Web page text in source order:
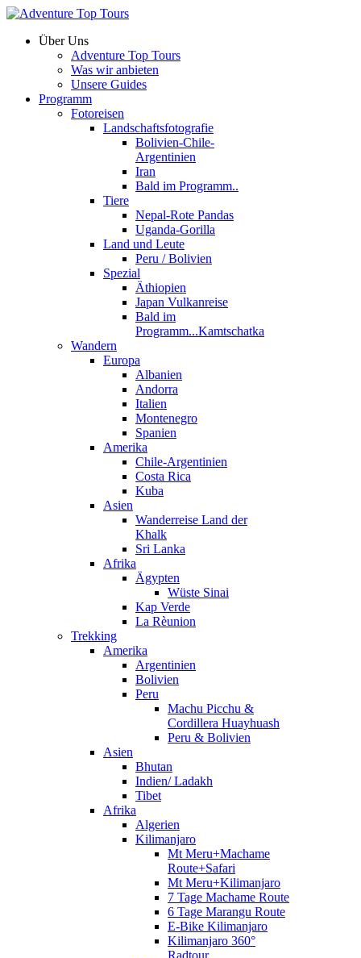
Über Uns
Adventure Top Tours
Was wir anbieten
Unsere Guides
Programm
Fotoreisen
Landschaftsfotografie
Bolivien-Chile-
Argentinien
Iran
Bald im Programm..
Tiere
Nepal-Rote Pandas
Uganda-Gorilla
Land und Leute
Peru / Bolivien
Spezial
Äthiopien
Japan Vulkanreise
Bald im
Programm...Kamtschatka
Wandern
Europa
Albanien
Andorra
Italien
Montenegro
Spanien
Amerika
Chile-Argentinien
Costa Rica
Kuba
Asien
Wanderreise Land der
Khalk
Sri Lanka
Afrika
Ägypten
Wüste Sinai
Kap Verde
La Rèunion
Trekking
Amerika
Argentinien
Bolivien
Peru
Machu Picchu &
Cordillera Huayhuash
Peru & Bolivien
Asien
Bhutan
Indien/ Ladakh
Tibet
Afrika
Algerien
Kilimanjaro
Mt Meru+Machame
Route+Safari
Mt Meru+Kilimanjaro
7 Tage Machame Route
6 Tage Marangu Route
E-Bike Kilimanjaro
Kilimanjaro 360°
Radtour